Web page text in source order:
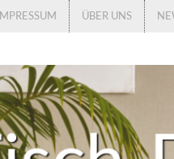
IMPRESSUM ÜBER UNS